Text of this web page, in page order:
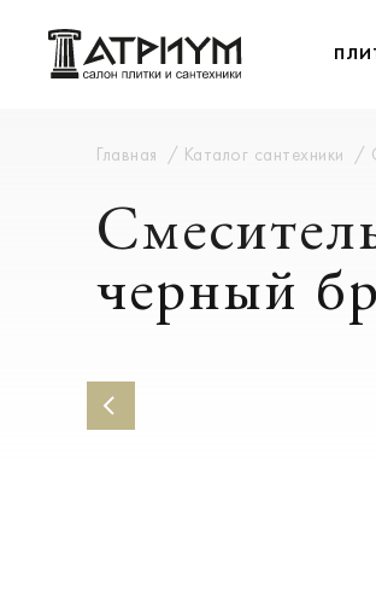
Главная Каталог сантехники
черный